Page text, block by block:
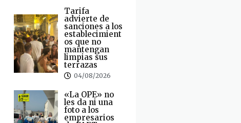
Tarifa
advierte de
sanciones a los
establecimient
os que no
mantengan
limpias sus
terrazas
04/08/2026
«La OPE» no
les da ni una
foto a los
empresarios